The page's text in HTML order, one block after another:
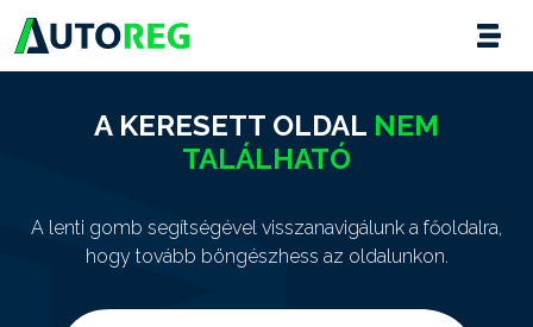
A KERESETT OLDAL NEM
TALÁLHATÓ
A lenti gomb segítségével visszanavigálunk a főoldalra,
hogy tovább böngészhess az oldalunkon.